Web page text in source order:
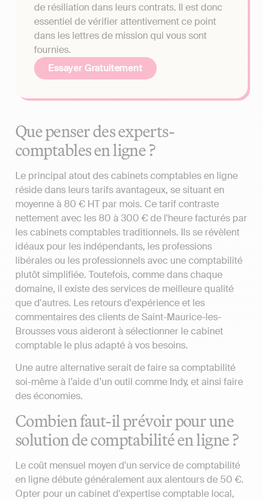
de résiliation dans leurs contrats. Il est donc
essentiel de vérifier attentivement ce point
dans les lettres de mission qui vous sont
fournies.
Essayer Gratuitement
Que penser des experts-
comptables en ligne ?
Le principal atout des cabinets comptables en ligne
réside dans leurs tarifs avantageux, se situant en
moyenne à 80 € HT par mois. Ce tarif contraste
nettement avec les 80 à 300 € de l'heure facturés par
les cabinets comptables traditionnels. Ils se révèlent
idéaux pour les indépendants, les professions
libérales ou les professionnels avec une comptabilité
plutôt simplifiée. Toutefois, comme dans chaque
domaine, il existe des services de meilleure qualité
que d'autres. Les retours d'expérience et les
commentaires des clients de Saint-Maurice-les-
Brousses vous aideront à sélectionner le cabinet
comptable le plus adapté à vos besoins.
Une autre alternative serait de faire sa comptabilité
soi-même à l’aide d’un outil comme Indy, et ainsi faire
des économies.
Combien faut-il prévoir pour une
solution de comptabilité en ligne ?
Le coût mensuel moyen d'un service de comptabilité
en ligne débute généralement aux alentours de 50 €.
Opter pour un cabinet d'expertise comptable local,